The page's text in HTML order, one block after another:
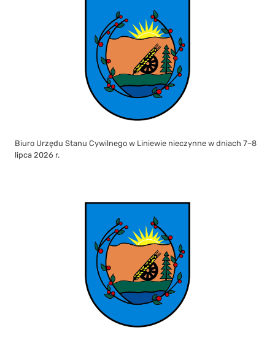
Biuro Urzędu Stanu Cywilnego w Liniewie nieczynne w dniach 7–8
lipca 2026 r.